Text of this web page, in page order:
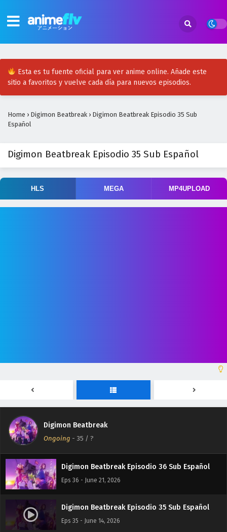
Esta es tu fuente oficial para ver anime online. Añade este
sitio a favoritos y vuelve cada día para nuevos episodios.
Home › Digimon Beatbreak › Digimon Beatbreak Episodio 35 Sub
Español
Digimon Beatbreak Episodio 35 Sub Español
HLS MEGA MP4UPLOAD
Digimon Beatbreak
Ongoing - 35 / ?
Digimon Beatbreak Episodio 38 Sub Español
Eps 38 - July 14, 2026
Digimon Beatbreak Episodio 37 Sub Español
Eps 37 - July 6, 2026
Digimon Beatbreak Episodio 36 Sub Español
Eps 36 - June 21, 2026
Digimon Beatbreak Episodio 35 Sub Español
Eps 35 - June 14, 2026